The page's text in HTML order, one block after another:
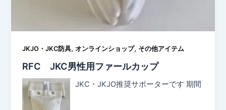
JKJO・JKC防具,オンラインショップ, その他アイテム
RFC JKC男性用ファールカップ
JKC・JKJO推奨サポーターです 期間